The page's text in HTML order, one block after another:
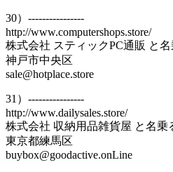
30）----------------
http://www.computershops.store/
株式会社 スティックPC通販 と名
神戸市中央区
sale@hotplace.store
31）----------------
http://www.dailysales.store/
株式会社 収納用品雑貨屋 と名乗
東京都練馬区
buybox@goodactive.onLine